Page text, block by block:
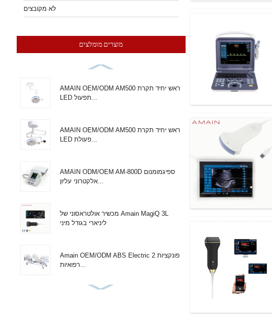
לא מקובצים
מוצרים מומלצים
AMAIN OEM/ODM AM500 ראש יחיד תקרת
LED תפעול...
AMAIN OEM/ODM AM500 ראש יחיד תקרת
LED פעולת...
AMAIN ODM/OEM AM-800D ספיגמומנום
אלקטרוני עליון...
מכשיר אולטראסוני של Amain MagiQ 3L
ליניארי בגודל מיני
Amain OEM/ODM ABS Electric 2 פונקציות
רפואיות...